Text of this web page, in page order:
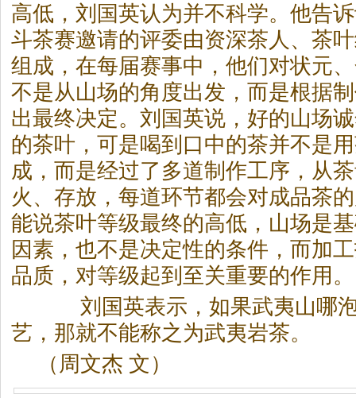
高低，刘国英认为并不科学。他告
斗茶赛邀请的评委由资深茶人、 茶
组成，在每届赛事中，他们对状元
不是从山场的角度出发，而是根据
出最终决定。刘国英说，好的山场
的茶叶，可是喝到口中的茶并不是用
成，而是经过了多道制作工序，从茶
火、存放，每道环节都会对成品茶
能说茶叶等级最终的高低，山场是
因素，也不是决定性的条件，而加
品质，对等级起到至关重要的作用。
刘国英表示，如果武夷山哪
艺，那就不能称之为武夷岩茶。
（周文杰 文）